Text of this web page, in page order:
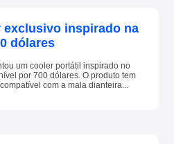
exclusivo inspirado na
dólares
um cooler portátil inspirado no
por 700 dólares. O produto tem
com a mala dianteira...